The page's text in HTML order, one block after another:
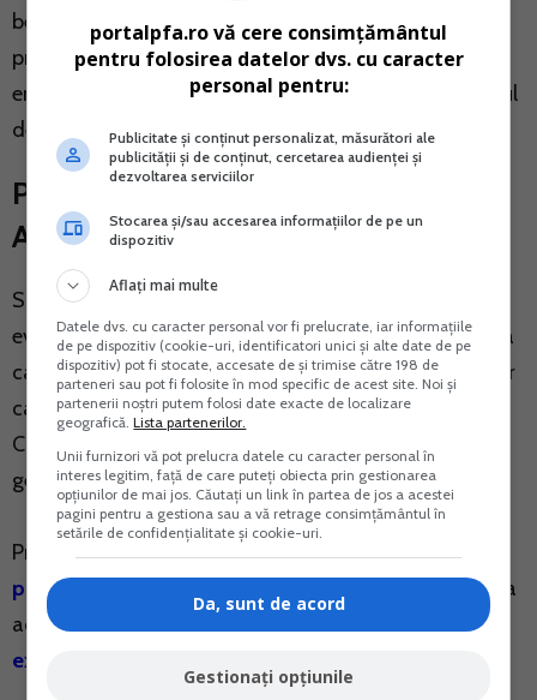
beneficia de facilitatile si reglementarile specifice
prosumatorilor, cum ar fi posibilitatea de a compensa
energia produsa si consumata sau de a vinde surplusul
de energie.
Prosumatori. Energie electrica.
Accize. Obligatii fiscale!
Si pentru ca devine o tendinta ce trebuie incurajata,
evident, legea vine la pachet cu numeroase facilitati a
caror obtinere este conditioanta insa de evitarea unor
capcane si indeplinirea unui lung sir de conditionari.
Care sunt, cum le indeplinesti, cum eviti capcanele
generate de o virgula in textul legii?
Prima si UNICA lucrare -ghid practic privind
prosumatorii
si legislatia care reglementeaza aceasta
activitate iti sta acum la dispozitie!
Comanda acum
exemplarul tau >>
portalpfa.ro vă cere consimțământul
pentru folosirea datelor dvs. cu caracter
personal pentru:
Publicitate și conținut personalizat, măsurători ale
publicității și de conținut, cercetarea audienței și
dezvoltarea serviciilor
Stocarea și/sau accesarea informațiilor de pe un
dispozitiv
Aflați mai multe
Datele dvs. cu caracter personal vor fi prelucrate, iar informațiile
de pe dispozitiv (cookie-uri, identificatori unici și alte date de pe
dispozitiv) pot fi stocate, accesate de și trimise către 198 de
parteneri sau pot fi folosite în mod specific de acest site. Noi și
partenerii noștri putem folosi date exacte de localizare
geografică.Lista partenerilor.
Unii furnizori vă pot prelucra datele cu caracter personal în
interes legitim, față de care puteți obiecta prin gestionarea
opțiunilor de mai jos. Căutați un link în partea de jos a acestei
pagini pentru a gestiona sau a vă retrage consimțământul în
setările de confidențialitate și cookie-uri.
Da, sunt de acord
Gestionați opțiunile